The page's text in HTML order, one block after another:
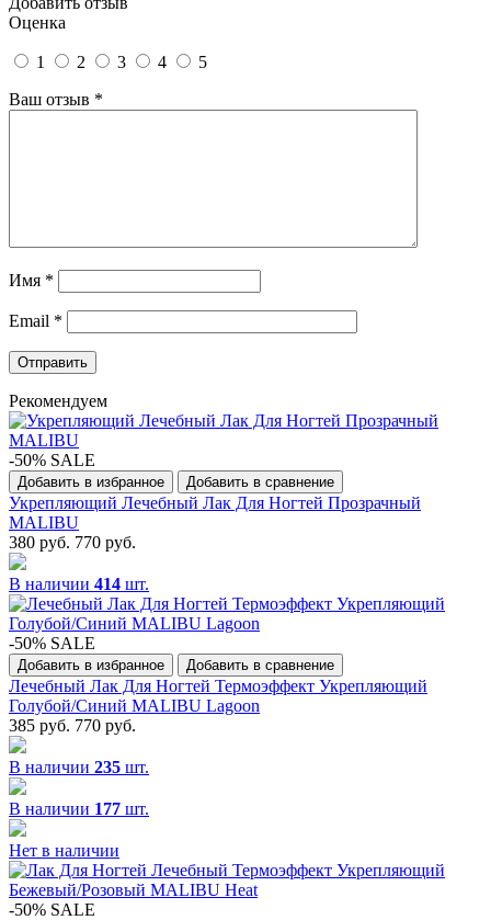
Оценка
1 2 3 4
5
Ваш отзыв *
Имя *
Email *
Рекомендуем
-50% SALE
Добавить в избранное Добавить в сравнение
Укрепляющий Лечебный Лак Для Ногтей Прозрачный
MALIBU
380 руб. 770 руб.
В наличии 414 шт.
-50% SALE
Добавить в избранное Добавить в сравнение
Лечебный Лак Для Ногтей Термоэффект Укрепляющий
Голубой/Синий MALIBU Lagoon
385 руб. 770 руб.
В наличии 235 шт.
В наличии 177 шт.
Нет в наличии
-50% SALE